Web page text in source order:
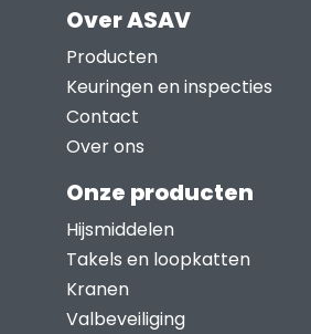
Over ASAV
Producten
Keuringen en inspecties
Contact
Over ons
Onze producten
Hijsmiddelen
Takels en loopkatten
Kranen
Valbeveiliging